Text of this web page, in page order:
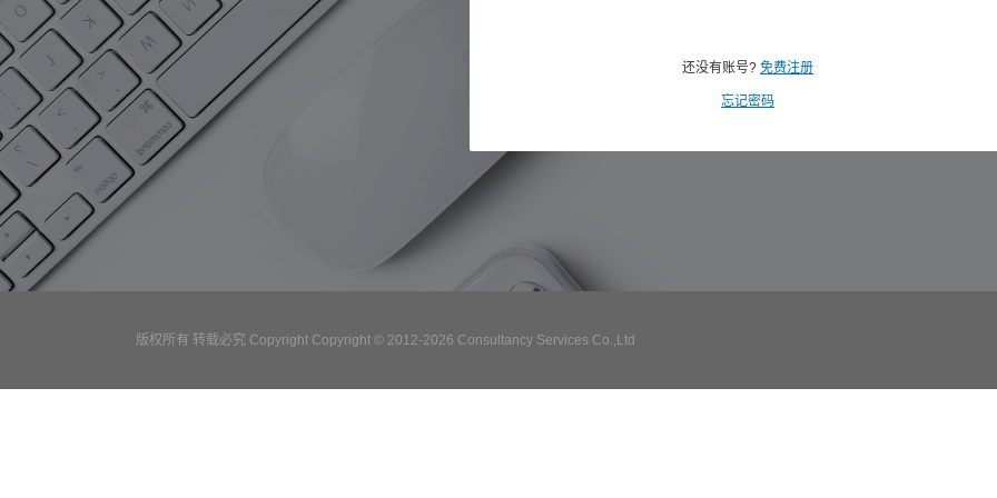
还没有账号? 免费注册
忘记密码
版权所有 转载必究 Copyright Copyright © 2012-2026 Consultancy Services Co.,Ltd